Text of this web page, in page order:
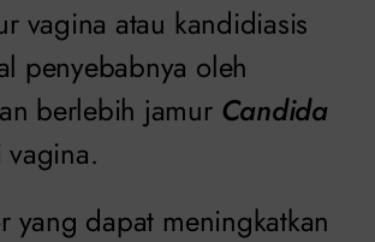
vagina atau kandidiasis
penyebabnya oleh
berlebih jamur Candida
vagina.
yang dapat meningkatkan